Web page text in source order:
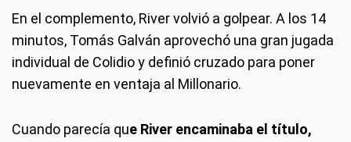
En el complemento, River volvió a golpear. A los 14
minutos, Tomás Galván aprovechó una gran jugada
individual de Colidio y definió cruzado para poner
nuevamente en ventaja al Millonario.
Cuando parecía que River encaminaba el título,